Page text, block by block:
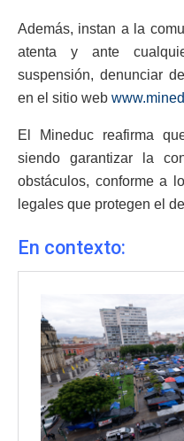
Además, instan a la
atenta y ante
suspensión, denunciar
en el sitio web
El Mineduc reafirma
siendo garantizar la
obstáculos, conforme a
legales que protegen el
En contexto: